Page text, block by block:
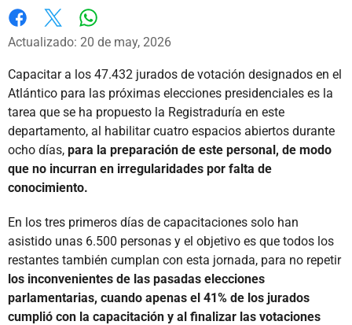
Facebook
X
Actualizado: 20 de may, 2026
Capacitar a los 47.432 jurados de votación designados en el
Atlántico para las próximas elecciones presidenciales es la
tarea que se ha propuesto la Registraduría en este
departamento, al habilitar cuatro espacios abiertos durante
ocho días, para la preparación de este personal, de modo
que no incurran en irregularidades por falta de
conocimiento.
En los tres primeros días de capacitaciones solo han
asistido unas 6.500 personas y el objetivo es que todos los
restantes también cumplan con esta jornada, para no repetir
los inconvenientes de las pasadas elecciones
parlamentarias, cuando apenas el 41% de los jurados
cumplió con la capacitación y al finalizar las votaciones